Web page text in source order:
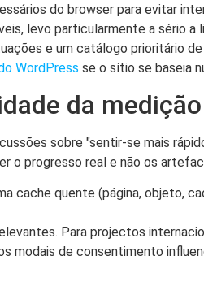
do browser para evitar
levo particularmente a sério
e um catálogo prioritário
WordPress se o sítio se baseia
da medição
sobre "sentir-se mais
o progresso real e não os
cache quente (página, objeto,
Para projectos
modais de consentimento